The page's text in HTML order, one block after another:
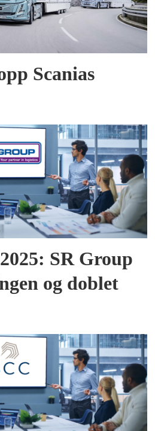
Scanias
SR Group
og doblet